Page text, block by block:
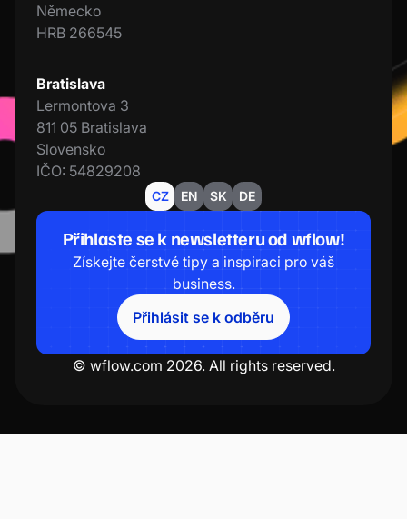
Německo
HRB 266545
Bratislava
Lermontova 3
811 05 Bratislava
Slovensko
IČO: 54829208
CZ EN SK DE
Přihlaste se k newsletteru od wflow!
Získejte čerstvé tipy a inspiraci pro váš
business.
Přihlásit se k odběru
© wflow.com 2026. All rights reserved.